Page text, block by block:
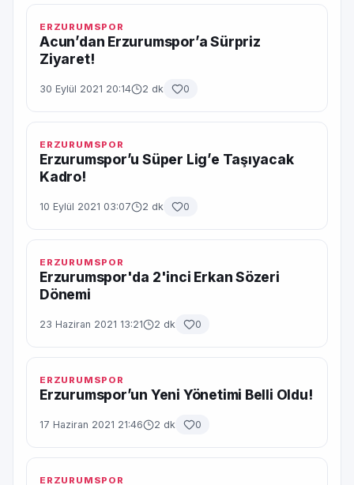
ERZURUMSPOR
Acun’dan Erzurumspor’a Sürpriz
Ziyaret!
30 Eylül 2021 20:14 2 dk 0
ERZURUMSPOR
Erzurumspor’u Süper Lig’e Taşıyacak
Kadro!
10 Eylül 2021 03:07 2 dk 0
ERZURUMSPOR
Erzurumspor'da 2'inci Erkan Sözeri
Dönemi
23 Haziran 2021 13:21 2 dk 0
ERZURUMSPOR
Erzurumspor’un Yeni Yönetimi Belli Oldu!
17 Haziran 2021 21:46 2 dk 0
ERZURUMSPOR